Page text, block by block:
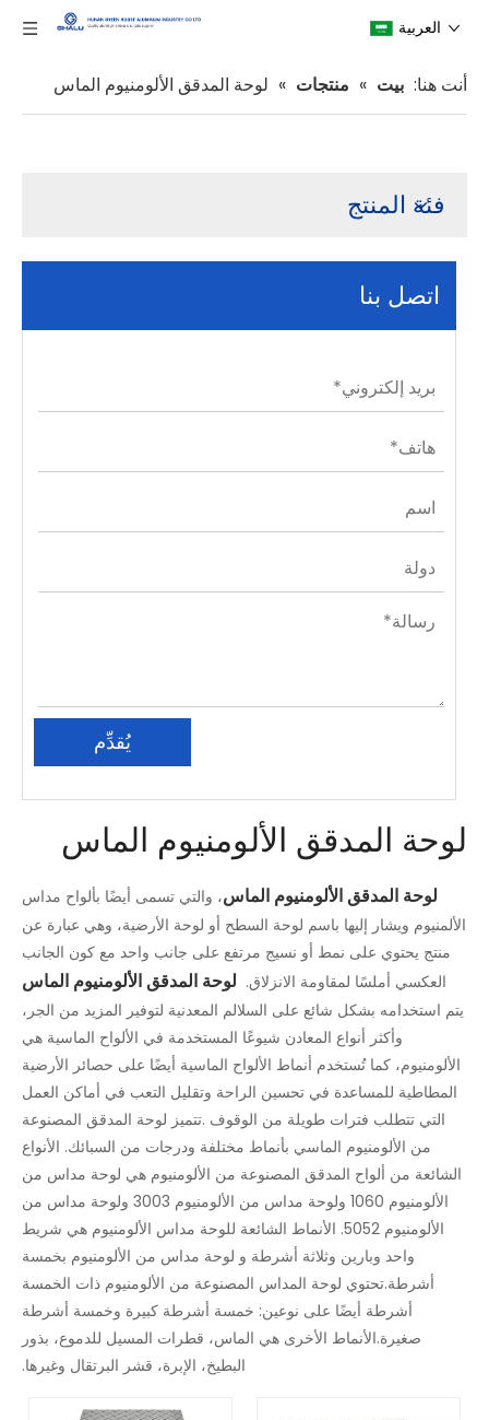
العربية
أنت هنا: بيت » منتجات » لوحة المدقق الألومنيوم الماس
فئة المنتج
اتصل بنا
يُقدِّم
لوحة المدقق الألومنيوم الماس
لوحة المدقق الألومنيوم الماس، والتي تسمى أيضًا بألواح مداس
الألمنيوم ويشار إليها باسم لوحة السطح أو لوحة الأرضية، وهي عبارة عن
منتج يحتوي على نمط أو نسيج مرتفع على جانب واحد مع كون الجانب
العكسي أملسًا لمقاومة الانزلاق. لوحة المدقق الألومنيوم الماس
يتم استخدامه بشكل شائع على السلالم المعدنية لتوفير المزيد من الجر،
وأكثر أنواع المعادن شيوعًا المستخدمة في الألواح الماسية هي
الألومنيوم، كما تُستخدم أنماط الألواح الماسية أيضًا على حصائر الأرضية
المطاطية للمساعدة في تحسين الراحة وتقليل التعب في أماكن العمل
التي تتطلب فترات طويلة من الوقوف .تتميز لوحة المدقق المصنوعة
من الألومنيوم الماسي بأنماط مختلفة ودرجات من السبائك. الأنواع
الشائعة من ألواح المدقق المصنوعة من الألومنيوم هي لوحة مداس من
الألومنيوم 1060 ولوحة مداس من الألومنيوم 3003 ولوحة مداس من
الألومنيوم 5052. الأنماط الشائعة للوحة مداس الألومنيوم هي شريط
واحد وبارين وثلاثة أشرطة و لوحة مداس من الألومنيوم بخمسة
أشرطة.تحتوي لوحة المداس المصنوعة من الألومنيوم ذات الخمسة
أشرطة أيضًا على نوعين: خمسة أشرطة كبيرة وخمسة أشرطة
صغيرة.الأنماط الأخرى هي الماس، قطرات المسيل للدموع، بذور
البطيخ، الإبرة، قشر البرتقال وغيرها.